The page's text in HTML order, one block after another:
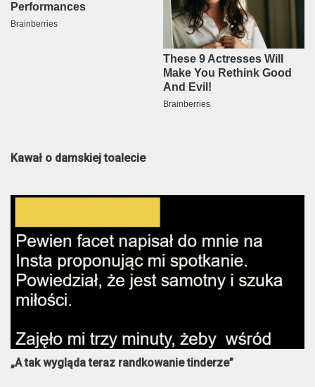
Kawał o damskiej toalecie
„A tak wygląda teraz randkowanie tinderze”